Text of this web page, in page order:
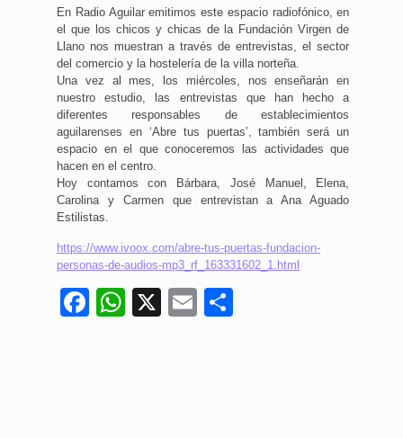
En Radio Aguilar emitimos este espacio radiofónico, en
el que los chicos y chicas de la Fundación Virgen de
Llano nos muestran a través de entrevistas, el sector
del comercio y la hostelería de la villa norteña.
Una vez al mes, los miércoles, nos enseñarán en
nuestro estudio, las entrevistas que han hecho a
diferentes responsables de establecimientos
aguilarenses en ‘Abre tus puertas’, también será un
espacio en el que conoceremos las actividades que
hacen en el centro.
Hoy contamos con Bárbara, José Manuel, Elena,
Carolina y Carmen que entrevistan a Ana Aguado
Estilistas.
https://www.ivoox.com/abre-tus-puertas-fundacion-
personas-de-audios-mp3_rf_163331602_1.html
Facebook
WhatsApp
X Email